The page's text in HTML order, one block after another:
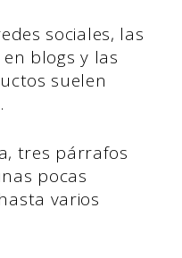
sociales, las
blogs y las
suelen
tres párrafos
pocas
varios